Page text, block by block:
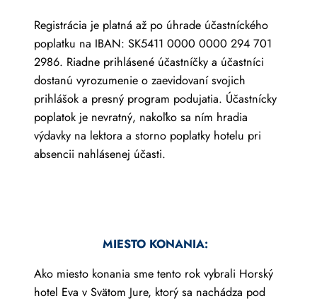
Registrácia je platná až po úhrade účastníckého
poplatku na IBAN: SK5411 0000 0000 294 701
2986. Riadne prihlásené účastníčky a účastníci
dostanú vyrozumenie o zaevidovaní svojich
prihlášok a presný program podujatia. Účastnícky
poplatok je nevratný, nakoľko sa ním hradia
výdavky na lektora a storno poplatky hotelu pri
absencii nahlásenej účasti.
MIESTO KONANIA:
Ako miesto konania sme tento rok vybrali Horský
hotel Eva v Svätom Jure, ktorý sa nachádza pod